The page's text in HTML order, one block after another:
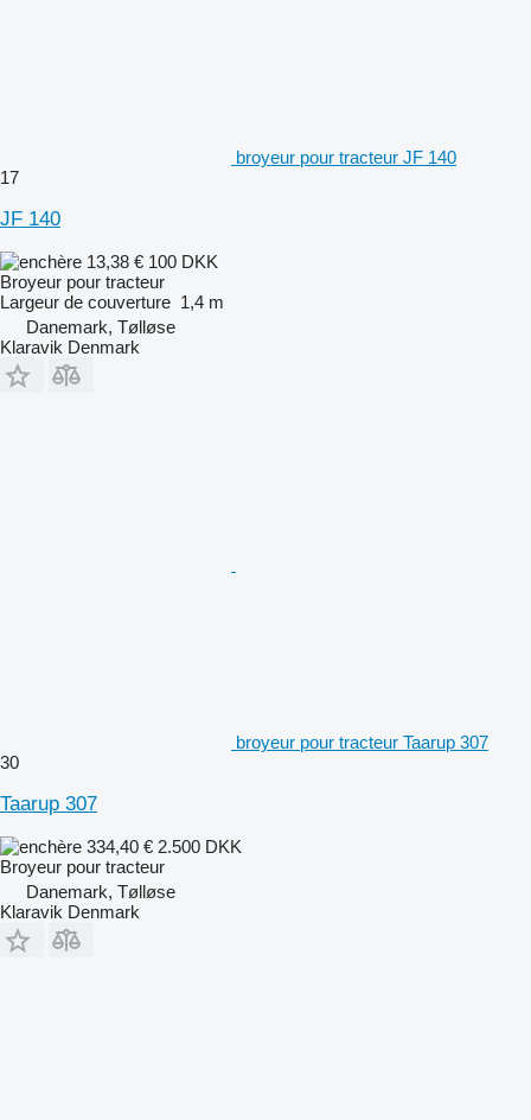
broyeur pour tracteur JF 140
17
JF 140
13,38 € 100 DKK
Broyeur pour tracteur
Largeur de couverture 1,4 m
Danemark, Tølløse
Klaravik Denmark
broyeur pour tracteur Taarup 307
30
Taarup 307
334,40 € 2.500 DKK
Broyeur pour tracteur
Danemark, Tølløse
Klaravik Denmark